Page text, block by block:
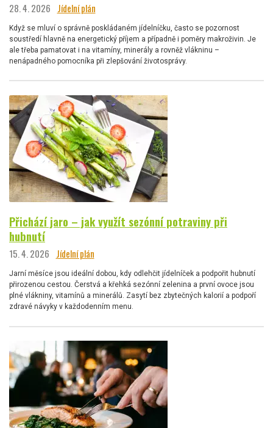
28. 4. 2026 Jídelní plán
Když se mluví o správně poskládaném jídelníčku, často se pozornost
soustředí hlavně na energetický příjem a případně i poměry makroživin. Je
ale třeba pamatovat i na vitamíny, minerály a rovněž vlákninu –
nenápadného pomocníka při zlepšování životosprávy.
Přichází jaro – jak využít sezónní potraviny při
hubnutí
15. 4. 2026 Jídelní plán
Jarní měsíce jsou ideální dobou, kdy odlehčit jídelníček a podpořit hubnutí
přirozenou cestou. Čerstvá a křehká sezónní zelenina a první ovoce jsou
plné vlákniny, vitamínů a minerálů. Zasytí bez zbytečných kalorií a podpoří
zdravé návyky v každodenním menu.